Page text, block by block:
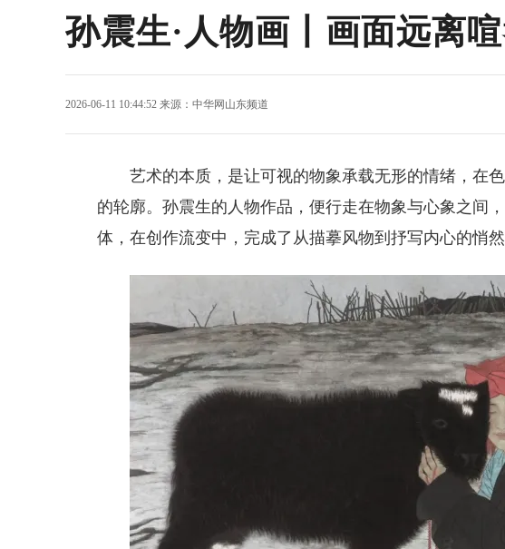
孙震生·人物画丨画面远离
2026-06-11 10:44:52 来源： 中华网山东频道
艺术的本质，是让可视的物象承载无形的情绪，在
的轮廓。 孙震生的人物作品，便行走在物象与心象之间
体，在创作流变中，完成了从描摹风物到抒写内心的悄然